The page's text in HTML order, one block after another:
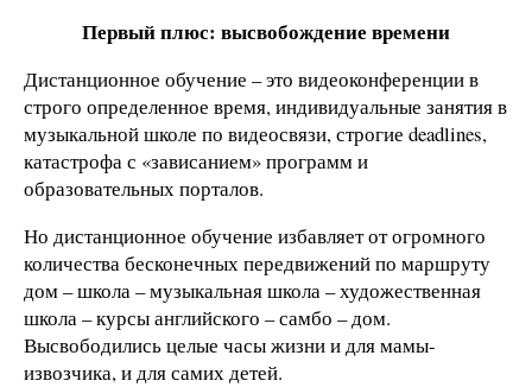
Первый плюс: высвобождение времени
Дистанционное обучение – это видеоконференции в
строго определенное время, индивидуальные занятия в
музыкальной школе по видеосвязи, строгие deadlines,
катастрофа с «зависанием» программ и
образовательных порталов.
Но дистанционное обучение избавляет от огромного
количества бесконечных передвижений по маршруту
дом – школа – музыкальная школа – художественная
школа – курсы английского – самбо – дом.
Высвободились целые часы жизни и для мамы-
извозчика, и для самих детей.